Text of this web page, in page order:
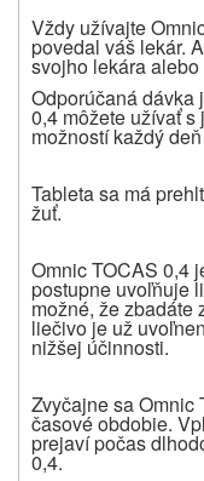
Vždy užívajte
povedal váš lekár.
svojho lekára
Odporúčaná dávka
0,4 môžete užívať
možností každý
Tableta sa má
žuť.
Omnic TOCAS 0,4
postupne uvoľňuje
možné, že zbadáte
liečivo je už
nižšej účinnosti.
Zvyčajne sa Omnic
časové obdobie.
prejaví počas
0,4.